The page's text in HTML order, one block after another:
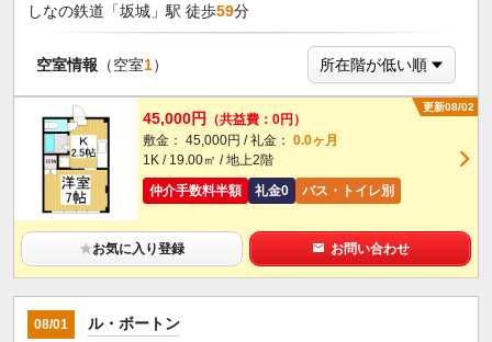
しなの鉄道「坂城」駅 徒歩59分
空室情報 （空室1）
更新08/02
45,000円
（共益費：0円）
敷金： 45,000円 / 礼金： 0.0ヶ月
1K / 19.00㎡ / 地上2階
仲介手数料半額
礼金0 バス・トイレ別
★お気に入り登録 お問い合わせ
08/01 ル・ボートン